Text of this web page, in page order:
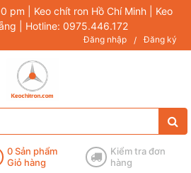
pm | Keo chít ron Hồ Chí Minh | Keo
| Hotline: 0975.446.172
Đăng nhập / Đăng ký
0Sản phẩm
Giỏ hàng
Kiểm tra đơn
hàng